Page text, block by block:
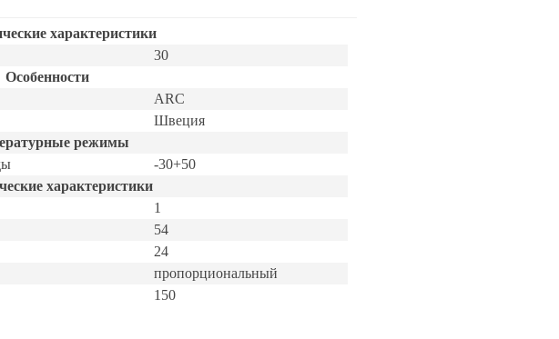
характеристики
30
Особенности
ARC
Швеция
режимы
-30+50
характеристики
1
54
24
пропорциональный
150